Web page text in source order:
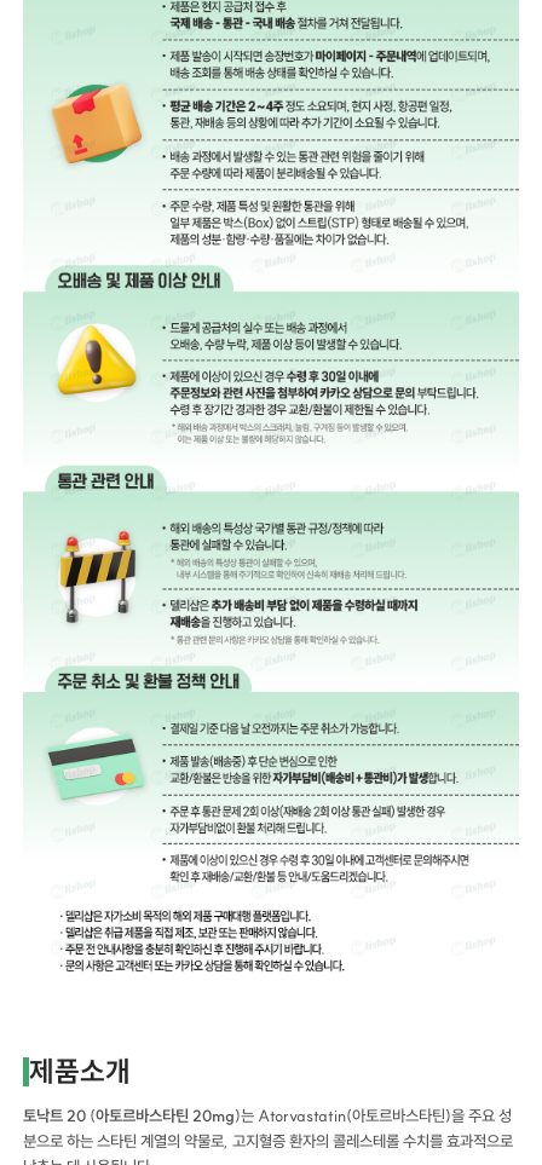
제품소개
토낙트 20 (아토르바스타틴 20mg)는 Atorvastatin(아토르바스타틴)을 주요 성
분으로 하는 스타틴 계열의 약물로, 고지혈증 환자의 콜레스테롤 수치를 효과적으로